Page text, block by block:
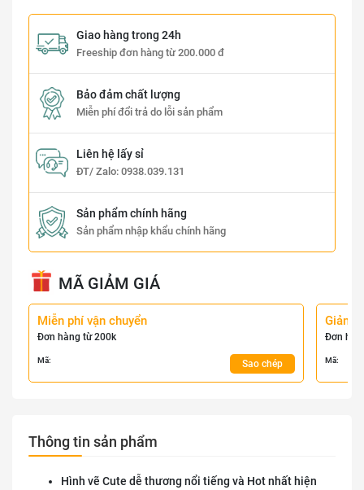
Giao hàng trong 24h
Freeship đơn hàng từ 200.000 đ
Bảo đảm chất lượng
Miễn phí đổi trả do lỗi sản phẩm
Liên hệ lấy sỉ
ĐT/ Zalo: 0938.039.131
Sản phẩm chính hãng
Sản phẩm nhập khẩu chính hãng
MÃ GIẢM GIÁ
Miễn phí vận chuyển
Đơn hàng từ 200k
Mã: Sao chép
Giảm
Đơn
Mã:
Thông tin sản phẩm
Hình vẽ Cute dễ thương nổi tiếng và Hot nhất hiện